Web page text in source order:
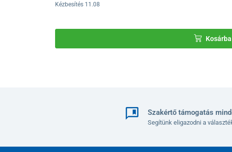
Kézbesítés 11.08
Kosárba
Szakértő támogatás
Segítünk eligazodni a